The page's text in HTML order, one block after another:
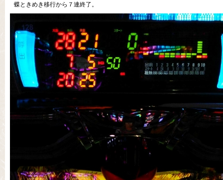
蝶ときめき移行から７連終了。